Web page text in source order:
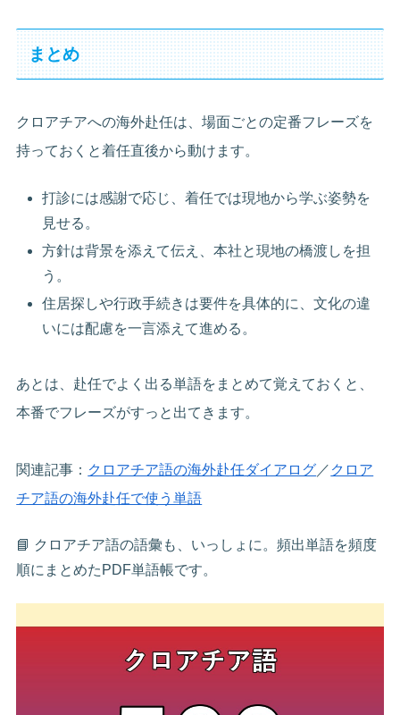
まとめ
クロアチアへの海外赴任は、場面ごとの定番フレーズを
持っておくと着任直後から動けます。
打診には感謝で応じ、着任では現地から学ぶ姿勢を
見せる。
方針は背景を添えて伝え、本社と現地の橋渡しを担
う。
住居探しや行政手続きは要件を具体的に、文化の違
いには配慮を一言添えて進める。
あとは、赴任でよく出る単語をまとめて覚えておくと、
本番でフレーズがすっと出てきます。
関連記事： クロアチア語の海外赴任ダイアログ ／ クロア
チア語の海外赴任で使う単語
📘 クロアチア語の語彙も、いっしょに。頻出単語を頻度
順にまとめたPDF単語帳です。